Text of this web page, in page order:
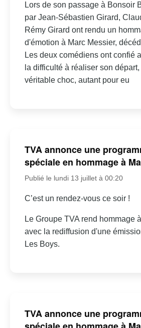
Lors de son passage à Bonsoir
par Jean-Sébastien Girard,
Rémy Girard ont rendu un
d'émotion à Marc Messier,
Les deux comédiens ont confié
la difficulté à réaliser son
véritable choc, autant pour eu
TVA annonce une
spéciale en hommage à
Publié le lundi 13 juillet à 00:20
C’est un rendez-vous ce soir !
Le Groupe TVA rend hommage
avec la rediffusion d'une
Les Boys.
TVA annonce une